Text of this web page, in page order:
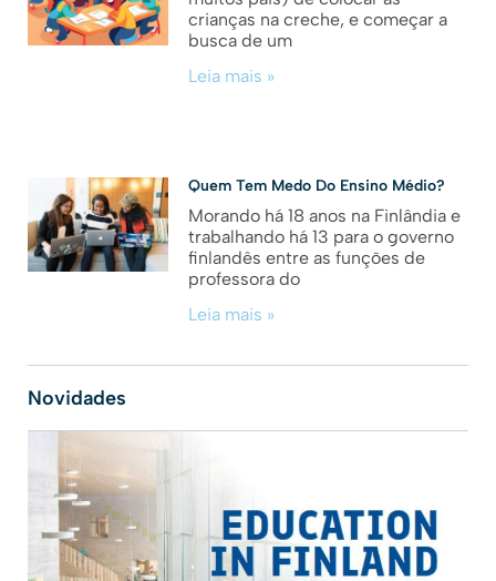
crianças na creche, e começar a
busca de um
Leia mais »
Quem Tem Medo Do Ensino Médio?
Morando há 18 anos na Finlândia e
trabalhando há 13 para o governo
finlandês entre as funções de
professora do
Leia mais »
Novidades